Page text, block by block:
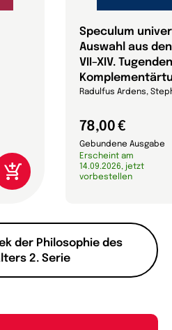
der Philosophie des
2. Serie
Speculum
Auswahl aus
VII–XIV.
Radulfus Ardens,
78,00 €
Gebundene Ausgabe
Erscheint am
14.09.2026, jetzt
vorbestellen